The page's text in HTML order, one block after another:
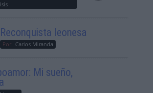
Reconquista leonesa
Por Carlos Miranda
Mi sueño,